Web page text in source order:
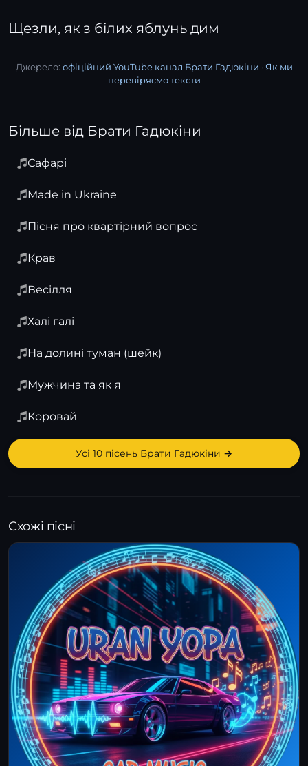
Щезли, як з білих яблунь дим
Джерело: офіційний YouTube канал Брати Гадюкіни · Як ми
перевіряємо тексти
Більше від Брати Гадюкіни
Сафарі
Made in Ukraine
Пісня про квартірний вопрос
Крав
Весiлля
Халі галі
На долинi туман (шейк)
Мужчина та як я
Коровай
Усі 10 пісень Брати Гадюкіни →
Схожі пісні